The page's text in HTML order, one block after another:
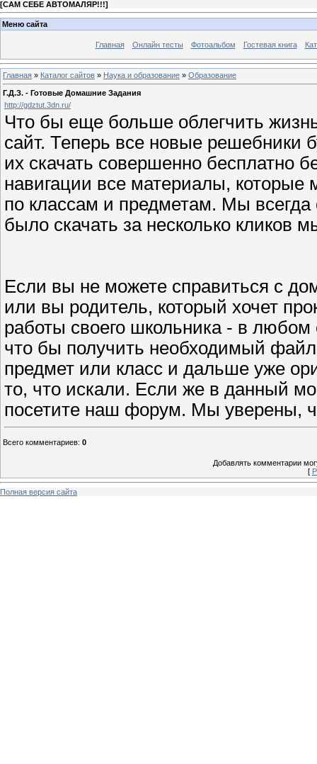
[САМ СЕБЕ АВТОМАЛЯР!!!]
Меню сайта
Главная Онлайн тесты Фотоальбом Гостевая книга
Главная » Каталог сайтов » Наука и образование » Образование
Г.Д.З. - Готовые Домашние Задания
http://gdztut.3dn.ru/
Что бы еще больше облегчить
сайт. Теперь все новые решебники
их скачать совершенно бесплатно
навигации все материалы, которые
по классам и предметам. Мы
было скачать за несколько кликов
Если вы не можете справиться с
или вы родитель, который хочет
работы своего школьника - в любом
что бы получить необходимый
предмет или класс и дальше уже
то, что искали. Если же в данный
посетите наш форум. Мы уверены,
Всего комментариев: 0
Добавлять комментарии
[
Полная версия сайта